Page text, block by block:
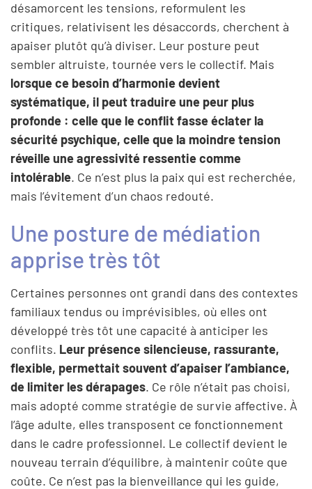
désamorcent les tensions, reformulent les
critiques, relativisent les désaccords, cherchent à
apaiser plutôt qu’à diviser. Leur posture peut
sembler altruiste, tournée vers le collectif. Mais
lorsque ce besoin d’harmonie devient
systématique, il peut traduire une peur plus
profonde : celle que le conflit fasse éclater la
sécurité psychique, celle que la moindre tension
réveille une agressivité ressentie comme
intolérable. Ce n’est plus la paix qui est recherchée,
mais l’évitement d’un chaos redouté.
Une posture de médiation
apprise très tôt
Certaines personnes ont grandi dans des contextes
familiaux tendus ou imprévisibles, où elles ont
développé très tôt une capacité à anticiper les
conflits. Leur présence silencieuse, rassurante,
flexible, permettait souvent d’apaiser l’ambiance,
de limiter les dérapages. Ce rôle n’était pas choisi,
mais adopté comme stratégie de survie affective. À
l’âge adulte, elles transposent ce fonctionnement
dans le cadre professionnel. Le collectif devient le
nouveau terrain d’équilibre, à maintenir coûte que
coûte. Ce n’est pas la bienveillance qui les guide,